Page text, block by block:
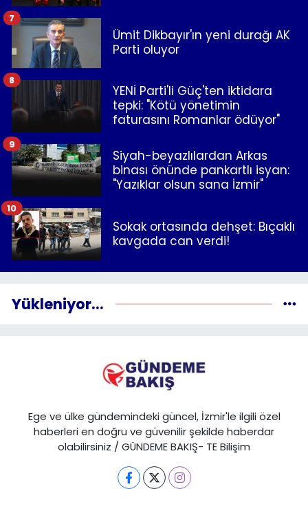
Ümit Dikbayır'ın yeni durağı AK
Parti oluyor
7
YENİ Parti'li Güç'ten iktidara
tepki: "Kötü yönetimin
faturasını Romanlar ödüyor"
8
Siyah-beyazlılardan Arkas
binası önünde pankartlı isyan:
"Yazıklar olsun sana İzmir"
9
Sokak ortasında dehşet: Bıçaklı
kavgada can verdi!
10
Yükleniyor...
Ege ve ülke gündemindeki güncel, İzmir'le ilgili özel
haberleri en doğru ve güvenilir şekilde haberdar
olabilirsiniz / GÜNDEME BAKIŞ- TE Bilişim